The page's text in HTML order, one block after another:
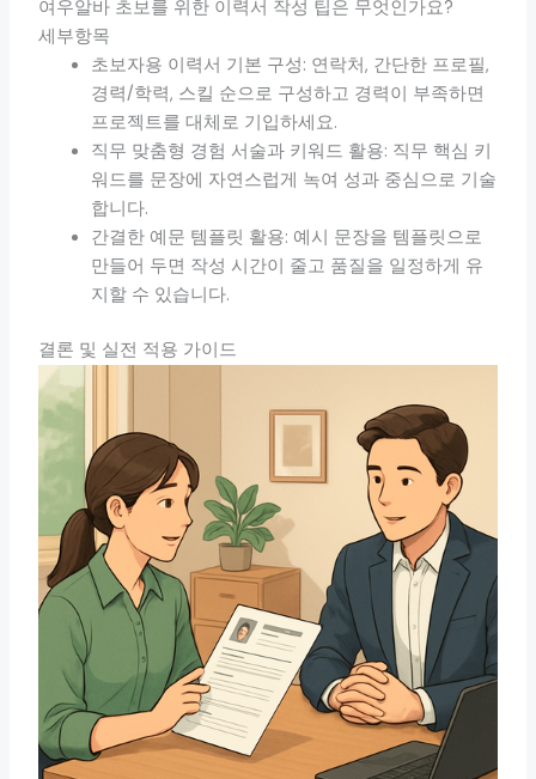
여우알바 초보를 위한 이력서 작성 팁은 무엇인가요?
세부항목
초보자용 이력서 기본 구성: 연락처, 간단한 프로필,
경력/학력, 스킬 순으로 구성하고 경력이 부족하면
프로젝트를 대체로 기입하세요.
직무 맞춤형 경험 서술과 키워드 활용: 직무 핵심 키
워드를 문장에 자연스럽게 녹여 성과 중심으로 기술
합니다.
간결한 예문 템플릿 활용: 예시 문장을 템플릿으로
만들어 두면 작성 시간이 줄고 품질을 일정하게 유
지할 수 있습니다.
결론 및 실전 적용 가이드